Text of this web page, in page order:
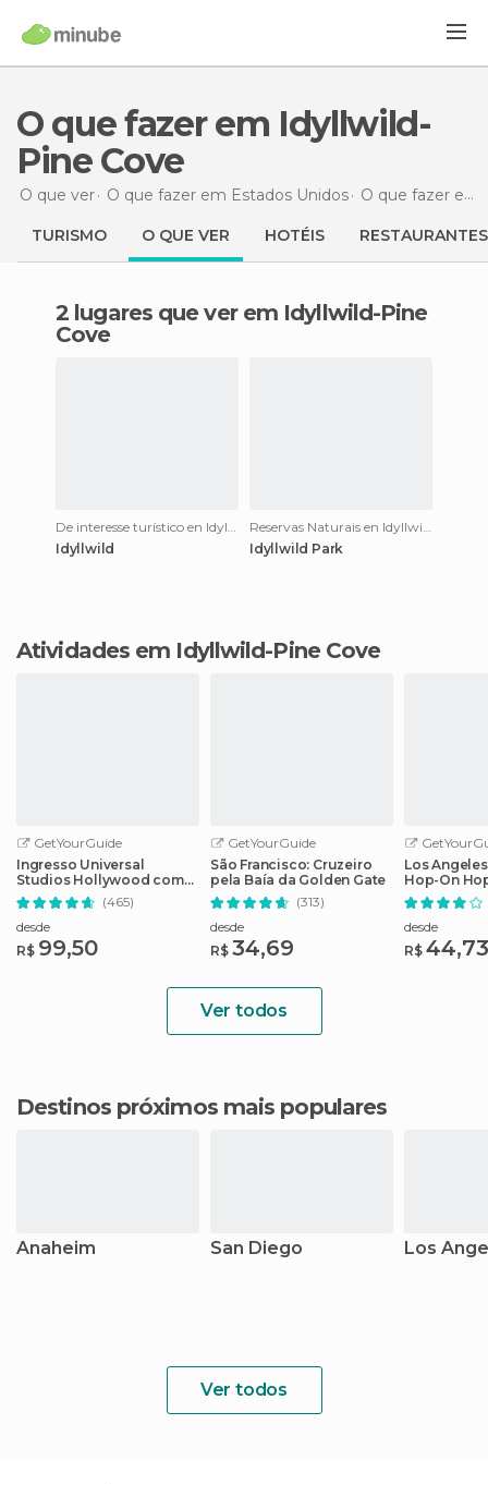
O que fazer em Idyllwild-
Pine Cove
O que ver O que fazer em Estados Unidos O que fazer em Califórnia
TURISMO O QUE VER HOTÉIS RESTAURANTES
2 lugares que ver em Idyllwild-Pine
Cove
De interesse turístico en Idyllwild-Pine Cove
Idyllwild
Reservas Naturais en Idyllwild-Pine Cove
Idyllwild Park
Atividades em Idyllwild-Pine Cove
GetYourGuide
Ingresso Universal
Studios Hollywood com
Cancelamento Fácil
(465)
desde
R$ 99,50
GetYourGuide
São Francisco: Cruzeiro
pela Baía da Golden Gate
(313)
desde
R$ 34,69
Los
Hop-On
guia de
desde
R$ 44,73
Ver todos
Destinos próximos mais populares
Anaheim San Diego Los
Ver todos